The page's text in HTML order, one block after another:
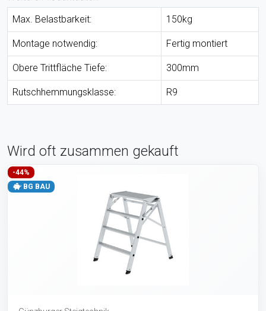
Max. Belastbarkeit:
150kg
Montage notwendig: Fertig montiert
Obere Trittfläche Tiefe: 300mm
Rutschhemmungsklasse: R9
Wird oft zusammen gekauft
-44%
BG BAU